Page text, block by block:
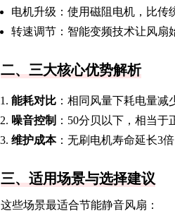
电机升级：使用磁阻电机，比传
转速调节：智能变频技术让风扇
二、三大核心优势解析
能耗对比 ：相同风量下耗电量减
噪音控制 ：50分贝以下，相当于
维护成本：无刷电机寿命延长3
三、适用场景与选择建议
这些场景最适合节能静音风扇：